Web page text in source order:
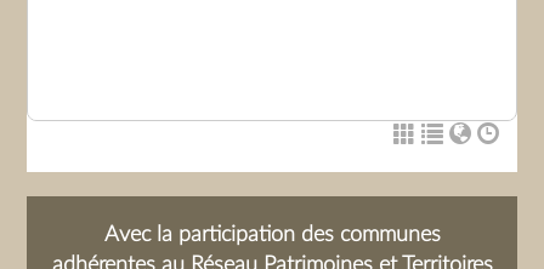
Avec la participation des communes